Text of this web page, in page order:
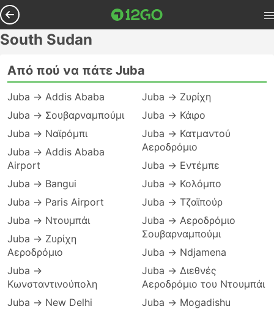
South Sudan
Από πού να πάτε Juba
Juba → Addis Ababa
Juba → Σουβαρναμπούμι
Juba → Ναϊρόμπι
Juba → Addis Ababa
Airport
Juba → Bangui
Juba → Paris Airport
Juba → Ντουμπάι
Juba → Ζυρίχη
Αεροδρόμιο
Juba →
Κωνσταντινούπολη
Juba → New Delhi
Juba → Ζυρίχη
Juba → Κάιρο
Juba → Κατμαντού
Αεροδρόμιο
Juba → Εντέμπε
Juba → Κολόμπο
Juba → Τζαϊπούρ
Juba → Αεροδρόμιο
Σουβαρναμπούμι
Juba → Ndjamena
Juba → Διεθνές
Αεροδρόμιο του Ντουμπάι
Juba → Mogadishu